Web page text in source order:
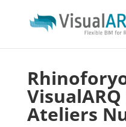
VisualARQ
Ateliers